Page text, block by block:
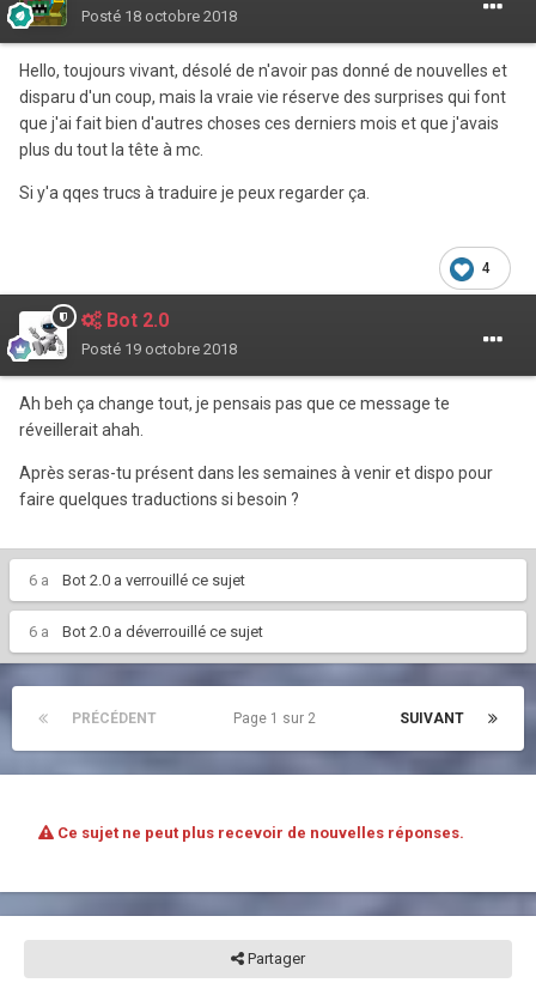
Posté 18 octobre 2018
Hello, toujours vivant, désolé de n'avoir pas donné de nouvelles et
disparu d'un coup, mais la vraie vie réserve des surprises qui font
que j'ai fait bien d'autres choses ces derniers mois et que j'avais
plus du tout la tête à mc.
Si y'a qqes trucs à traduire je peux regarder ça.
4
Bot 2.0
Posté 19 octobre 2018
Ah beh ça change tout, je pensais pas que ce message te
réveillerait ahah.
Après seras-tu présent dans les semaines à venir et dispo pour
faire quelques traductions si besoin ?
6 a Bot 2.0 a verrouillé ce sujet
6 a Bot 2.0 a déverrouillé ce sujet
PRÉCÉDENT SUIVANT
Page 1 sur 2
Ce sujet ne peut plus recevoir de nouvelles réponses.
Partager